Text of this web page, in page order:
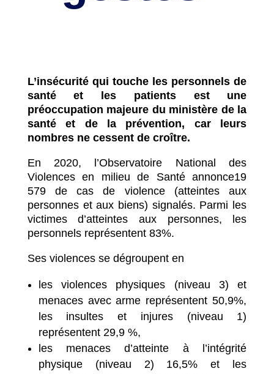
L’insécurité qui touche les personnels de
santé et les patients est une
préoccupation majeure du ministère de la
santé et de la prévention, car leurs
nombres ne cessent de croître.
En 2020, l’Observatoire National des
Violences en milieu de Santé annonce19
579 de cas de violence (atteintes aux
personnes et aux biens) signalés. Parmi les
victimes d’atteintes aux personnes, les
personnels représentent 83%.
Ses violences se dégroupent en
les violences physiques (niveau 3) et
menaces avec arme représentent 50,9%,
les insultes et injures (niveau 1)
représentent 29,9 %,
les menaces d’atteinte à l’intégrité
physique (niveau 2) 16,5% et les